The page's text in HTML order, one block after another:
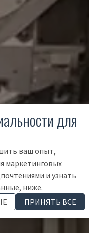
для
ваш опыт,
маркетинговых
и узнать
ниже.
ПРИНЯТЬ ВСЕ